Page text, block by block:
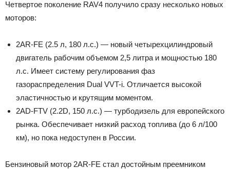
Четвертое поколение RAV4 получило сразу несколько новых
моторов:
2AR-FE (2.5 л, 180 л.с.) — новый четырехцилиндровый
двигатель рабочим объемом 2,5 литра и мощностью 180
л.с. Имеет систему регулирования фаз
газораспределения Dual VVT-i. Отличается высокой
эластичностью и крутящим моментом.
2AD-FTV (2.2D, 150 л.с.) — турбодизель для европейского
рынка. Обеспечивает низкий расход топлива (до 6 л/100
км), но пока недоступен в России.
Бензиновый мотор 2AR-FE стал достойным преемником